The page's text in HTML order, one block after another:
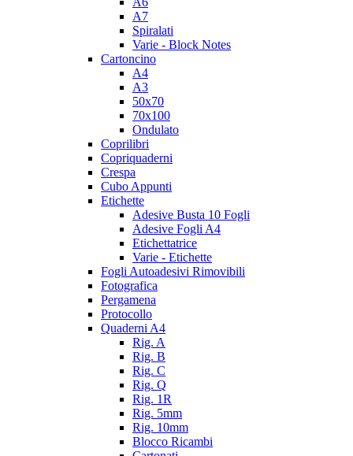
A7
Spiralati
Varie - Block Notes
Cartoncino
A4
A3
50x70
70x100
Ondulato
Coprilibri
Copriquaderni
Crespa
Cubo Appunti
Etichette
Adesive Busta 10 Fogli
Adesive Fogli A4
Etichettatrice
Varie - Etichette
Fogli Autoadesivi Rimovibili
Fotografica
Pergamena
Protocollo
Quaderni A4
Rig. A
Rig. B
Rig. C
Rig. Q
Rig. 1R
Rig. 5mm
Rig. 10mm
Blocco Ricambi